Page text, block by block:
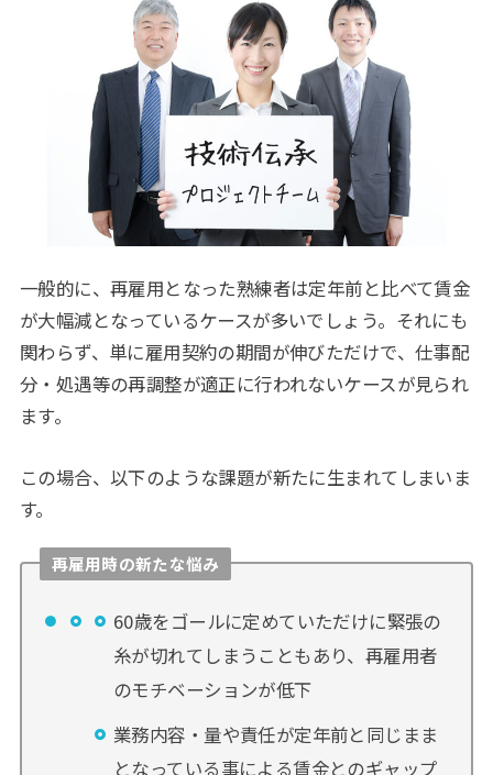
一般的に、再雇用となった熟練者は定年前と比べて賃金
が大幅減となっているケースが多いでしょう。それにも
関わらず、単に雇用契約の期間が伸びただけで、仕事配
分・処遇等の再調整が適正に行われないケースが見られ
ます。
この場合、以下のような課題が新たに生まれてしまいま
す。
再雇用時の新たな悩み
60歳をゴールに定めていただけに緊張の
糸が切れてしまうこともあり、再雇用者
のモチベーションが低下
業務内容・量や責任が定年前と同じまま
となっている事による賃金とのギャップ